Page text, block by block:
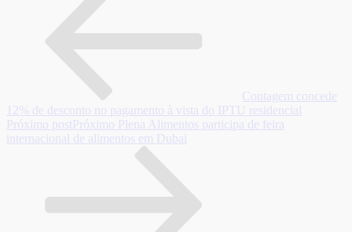
Contagem concede
12% de desconto no pagamento à vista do IPTU residencial
Próximo post Próximo Plena Alimentos participa de feira
internacional de alimentos em Dubai